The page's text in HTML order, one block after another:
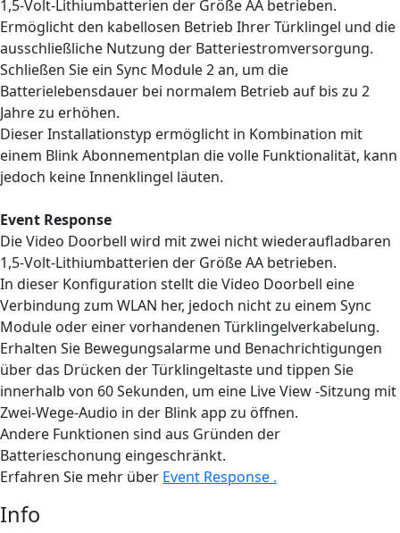
1,5-Volt-Lithiumbatterien der Größe AA betrieben.
Ermöglicht den kabellosen Betrieb Ihrer Türklingel und die
ausschließliche Nutzung der Batteriestromversorgung.
Schließen Sie ein Sync Module 2 an, um die
Batterielebensdauer bei normalem Betrieb auf bis zu 2
Jahre zu erhöhen.
Dieser Installationstyp ermöglicht in Kombination mit
einem Blink Abonnementplan die volle Funktionalität, kann
jedoch keine Innenklingel läuten.
Event Response
Die Video Doorbell wird mit zwei nicht wiederaufladbaren
1,5-Volt-Lithiumbatterien der Größe AA betrieben.
In dieser Konfiguration stellt die Video Doorbell eine
Verbindung zum WLAN her, jedoch nicht zu einem Sync
Module oder einer vorhandenen Türklingelverkabelung.
Erhalten Sie Bewegungsalarme und Benachrichtigungen
über das Drücken der Türklingeltaste und tippen Sie
innerhalb von 60 Sekunden, um eine Live View -Sitzung mit
Zwei-Wege-Audio in der Blink app zu öffnen.
Andere Funktionen sind aus Gründen der
Batterieschonung eingeschränkt.
Erfahren Sie mehr über Event Response .
Info